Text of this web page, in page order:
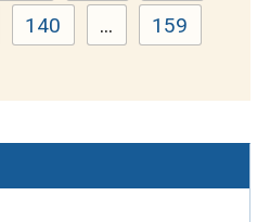
Page
140 ... Page
159